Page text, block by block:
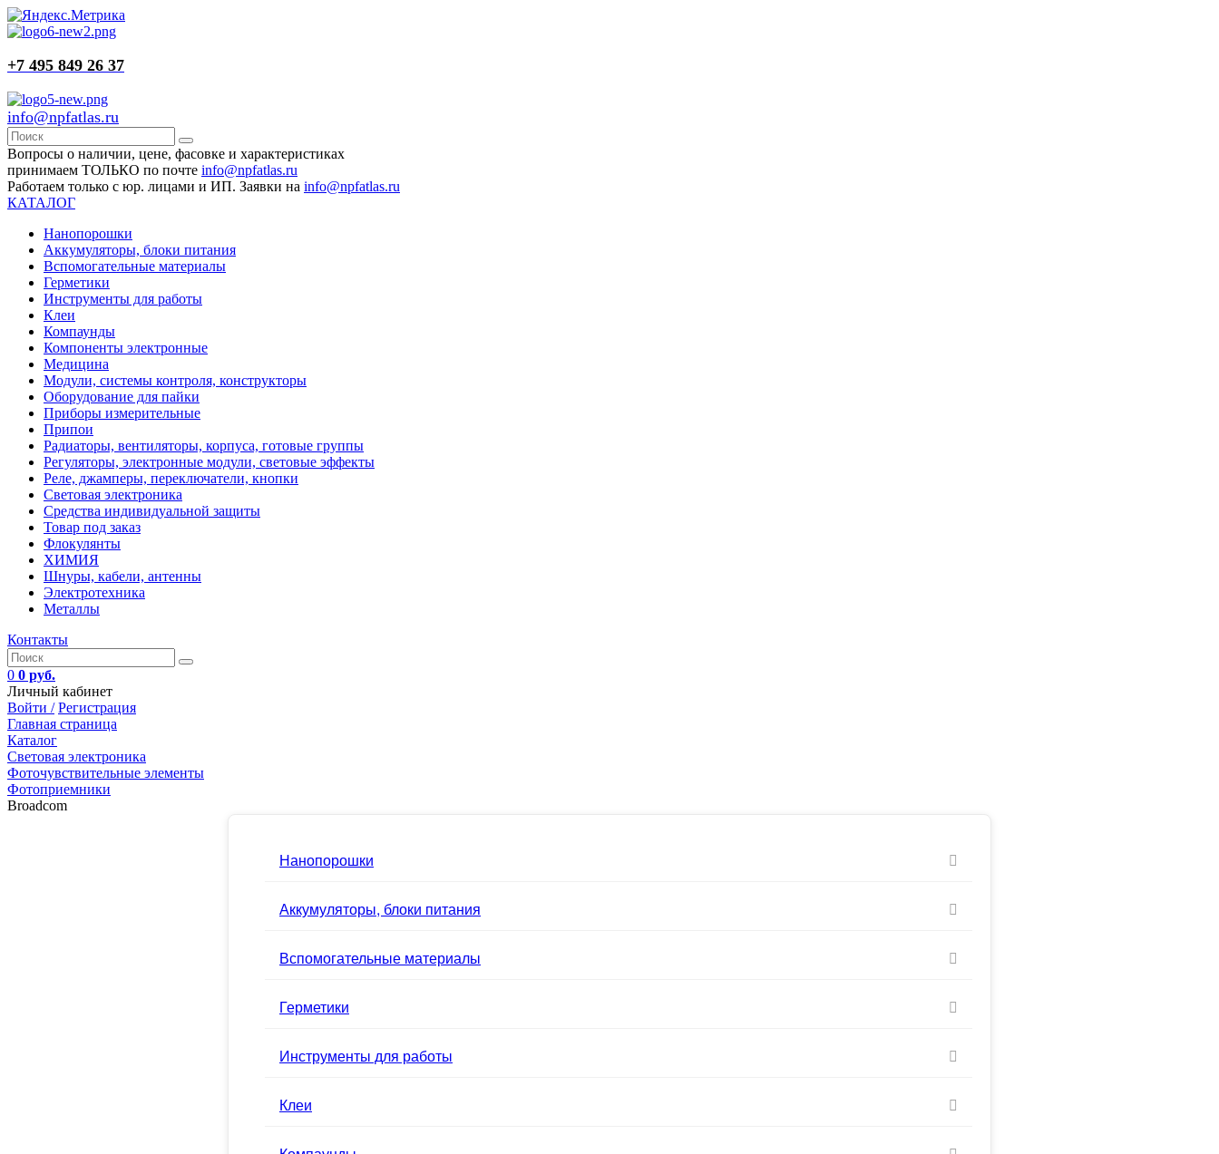
+7 495 849 26 37
info@npfatlas.ru
Вопросы о наличии, цене, фасовке и характеристиках
принимаем ТОЛЬКО по почте info@npfatlas.ru
Работаем только с юр. лицами и ИП. Заявки на info@npfatlas.ru
КАТАЛОГ
Нанопорошки
Аккумуляторы, блоки питания
Вспомогательные материалы
Герметики
Инструменты для работы
Клеи
Компаунды
Компоненты электронные
Медицина
Модули, системы контроля, конструкторы
Оборудование для пайки
Приборы измерительные
Припои
Радиаторы, вентиляторы, корпуса, готовые группы
Регуляторы, электронные модули, световые эффекты
Реле, джамперы, переключатели, кнопки
Световая электроника
Средства индивидуальной защиты
Товар под заказ
Флокулянты
ХИМИЯ
Шнуры, кабели, антенны
Электротехника
Металлы
Контакты
0 0 руб.
Личный кабинет
Войти / Регистрация
Главная страница
Каталог
Световая электроника
Фоточувствительные элементы
Фотоприемники
Broadcom
Нанопорошки
Аккумуляторы, блоки питания
Вспомогательные материалы
Герметики
Инструменты для работы
Клеи